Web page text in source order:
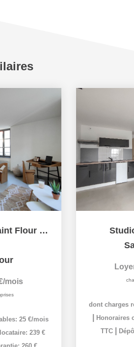
Appartement Saint Flour 1 pièce
mois
25 €/mois
239 €
260 €
dont charges
Honoraires
TTC